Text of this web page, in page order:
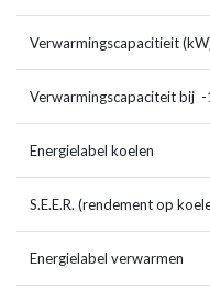
Verwarmingscapacitieit
Verwarmingscapaciteit bij -
Energielabel koelen
S.E.E.R. (rendement op
Energielabel verwarmen